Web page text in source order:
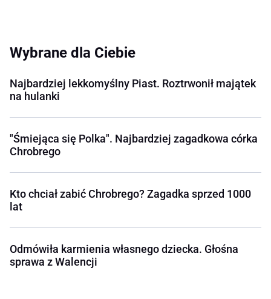
Wybrane dla Ciebie
Najbardziej lekkomyślny Piast. Roztrwonił majątek
na hulanki
"Śmiejąca się Polka". Najbardziej zagadkowa córka
Chrobrego
Kto chciał zabić Chrobrego? Zagadka sprzed 1000
lat
Odmówiła karmienia własnego dziecka. Głośna
sprawa z Walencji